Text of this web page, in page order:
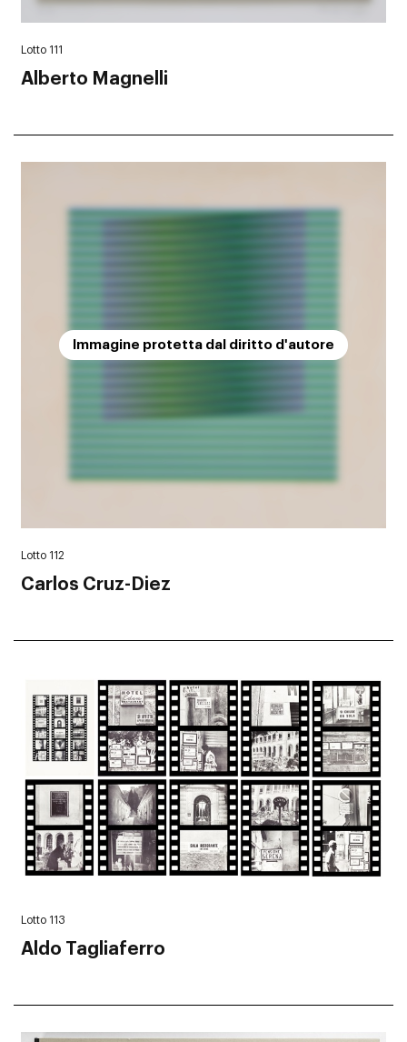
Lotto 111
Alberto Magnelli
Immagine protetta dal diritto d'autore
Lotto 112
Carlos Cruz-Diez
Lotto 113
Aldo Tagliaferro